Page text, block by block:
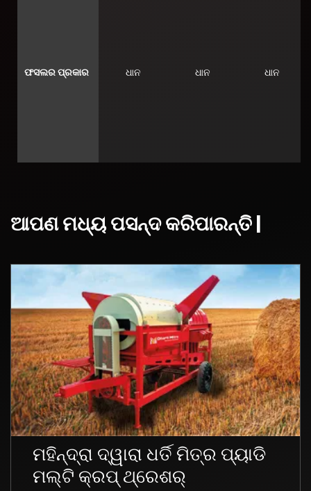
ଫସଲର ପ୍ରକାର ଧାନ ଧାନ ଧାନ
ଆପଣ ମଧ୍ୟ ପସନ୍ଦ କରିପାରନ୍ତି |
ମହିନ୍ଦ୍ରା ଦ୍ୱାରା ଧର୍ତି ମିତ୍ର ପ୍ୟାଡି
ମଲ୍ଟି କ୍ରପ୍ ଥ୍ରେଶର୍